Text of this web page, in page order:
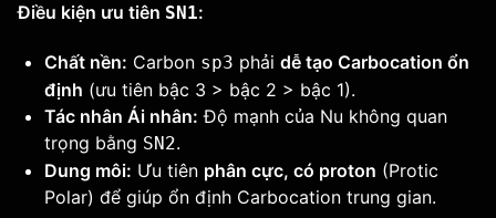
Điều kiện ưu tiên SN1:
Chất nền: Carbon sp3 phải dễ tạo Carbocation ổn
định (ưu tiên bậc 3 > bậc 2 > bậc 1).
Tác nhân Ái nhân: Độ mạnh của Nu không quan
trọng bằng SN2.
Dung môi: Ưu tiên phân cực, có proton (Protic
Polar) để giúp ổn định Carbocation trung gian.